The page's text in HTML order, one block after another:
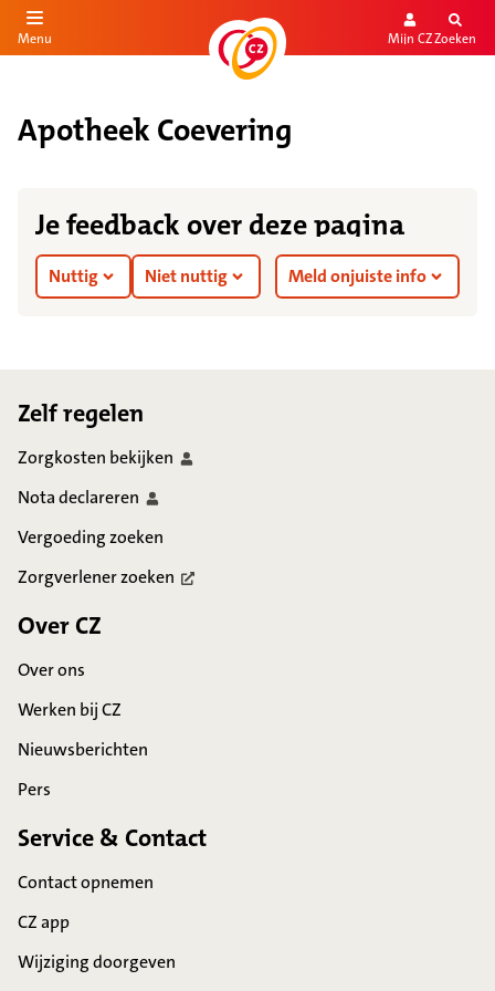
de inhoud
Menu Mijn CZZoeken
Apotheek Coevering
Je feedback over deze pagina
Nuttig Niet nuttig Meld onjuiste info
Zelf regelen
Zorgkosten bekijken
Notadeclareren
Vergoeding zoeken
Zorgverlenerzoeken
Over CZ
Over ons
Werken bij CZ
Nieuwsberichten
Pers
Service & Contact
Contact opnemen
CZ app
Wijziging doorgeven